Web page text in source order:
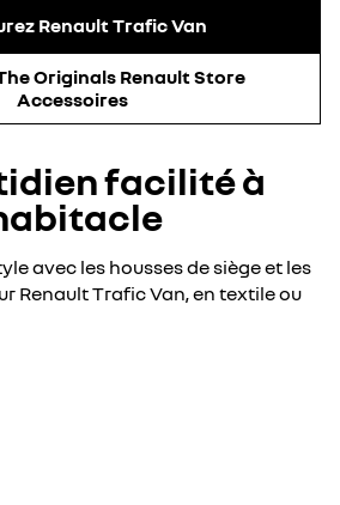
Renault Trafic Van
Originals Renault Store
Accessoires
facilité à
avec les housses de siège et les
Renault Trafic Van, en textile ou